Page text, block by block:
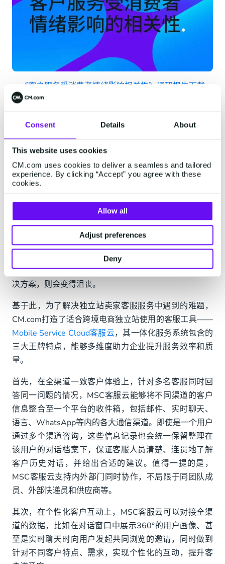
Consent Details About
This website uses cookies
CM.com uses cookies to deliver a seamless and tailored
experience. By clicking “Accept” you agree with these
cookies.
Allow all
Adjust preferences
Deny
《客户服务受消费者情绪影响相关性》调研报告下载
会异常高涨。只有三分之一（33%）的受访者表示，在
（42%），其次是沮丧（36%）。那么在精细化运营时
代，独立站卖家如何才能安抚好消费者的情绪，提供优
质的客服服务？
客户满意度飙升！
据《客户服务受消费者情绪影响相关性》报告显示，消
费者希望得到快速、友好和有效的服务，不仅等待时间
过长时，消费者就会变得不耐烦，且一旦缺乏有效的解
决方案，则会变得沮丧。
基于此，为了解决独立站卖家客服服务中遇到的难题，
CM.com打造了适合跨境电商独立站使用的客服工具——
Mobile Service Cloud客服云，其一体化服务系统包含的
三大王牌特点，能够多维度助力企业提升服务效率和质
量。
首先，在全渠道一致客户体验上，针对多名客服同时回
答同一问题的情况，MSC客服云能够将不同渠道的客户
信息整合至一个平台的收件箱，包括邮件、实时聊天、
语言、WhatsApp等内的各大通信渠道。即使是一个用户
通过多个渠道咨询，这些信息记录也会统一保留整理在
该用户的对话档案下，保证客服人员清楚、连贯地了解
客户历史对话，并给出合适的建议。值得一提的是，
MSC客服云支持内外部门同时协作，不局限于同团队成
员、外部快递员和供应商等。
其次，在个性化客户互动上，MSC客服云可以对接全渠
道的数据，比如在对话窗口中展示360°的用户画像、甚
至是实时聊天时向用户发起共同浏览的邀请，同时做到
针对不同客户特点、需求，实现个性化的互动，提升客